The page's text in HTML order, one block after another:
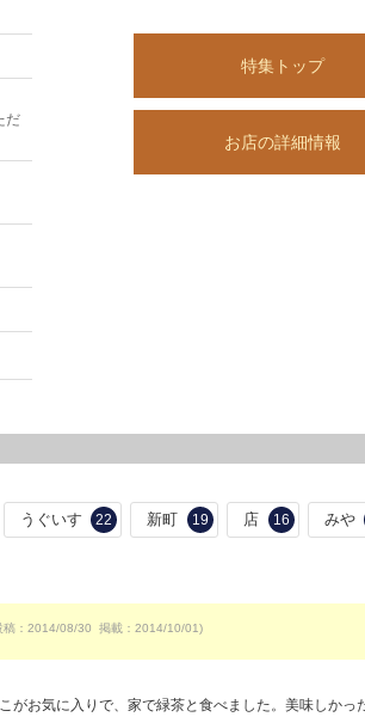
だ
特集トップ
お店の詳細情報
うぐいす 22 新町 19 店 16 みや
稿：2014/08/30 掲載：2014/10/01)
お気に入りで、家で緑茶と食べました。美味しかっ